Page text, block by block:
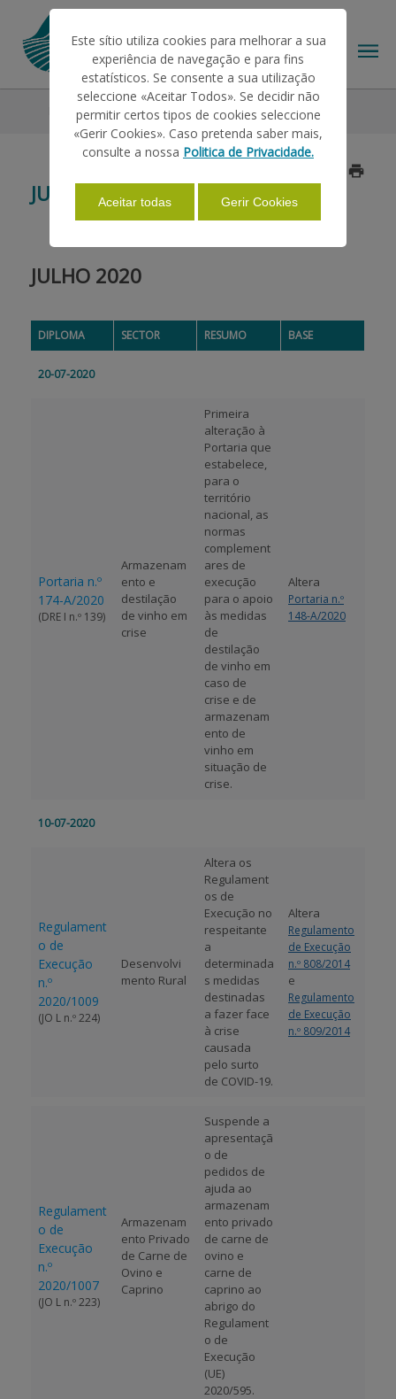
AJUDAS/APOIOS
INFORMAÇÕES
PAGAMENTOS
Legislação 2020 Julho
JULHO
JULHO 2020
DIPLOMA SECTOR RESUMO BASE
20-07-2020
Portaria n.º
174-A/2020
(DRE I n.º 139)
Armazenam
ento e
destilação
de vinho em
crise
Primeira
alteração à
Portaria que
estabelece,
para o
território
nacional, as
normas
complement
ares de
execução
para o apoio
às medidas
de
destilação
de vinho em
caso de
crise e de
armazenam
ento de
vinho em
situação de
crise.
Altera
Portaria n.º
148-A/2020
10-07-2020
Regulament
o de
Execução
n.º
2020/1009
(JO L n.º 224)
Desenvolvi
mento Rural
Altera os
Regulament
os de
Execução no
respeitante
a
determinada
s medidas
destinadas
a fazer face
à crise
causada
pelo surto
de COVID-19.
Altera
Regulamento
de Execução
n.º 808/2014
e
Regulamento
de Execução
n.º 809/2014
Regulament
o de
Execução
n.º
2020/1007
(JO L n.º 223)
Armazenam
ento Privado
de Carne de
Ovino e
Caprino
Suspende a
apresentaçã
o de
pedidos de
ajuda ao
armazenam
ento privado
de carne de
ovino e
carne de
caprino ao
abrigo do
Regulament
o de
Execução
(UE)
2020/595.
Este sítio utiliza cookies para melhorar a sua
experiência de navegação e para fins
estatísticos. Se consente a sua utilização
seleccione «Aceitar Todos». Se decidir não
permitir certos tipos de cookies seleccione
«Gerir Cookies». Caso pretenda saber mais,
consulte a nossa Politica de Privacidade.
Aceitar todas Gerir Cookies